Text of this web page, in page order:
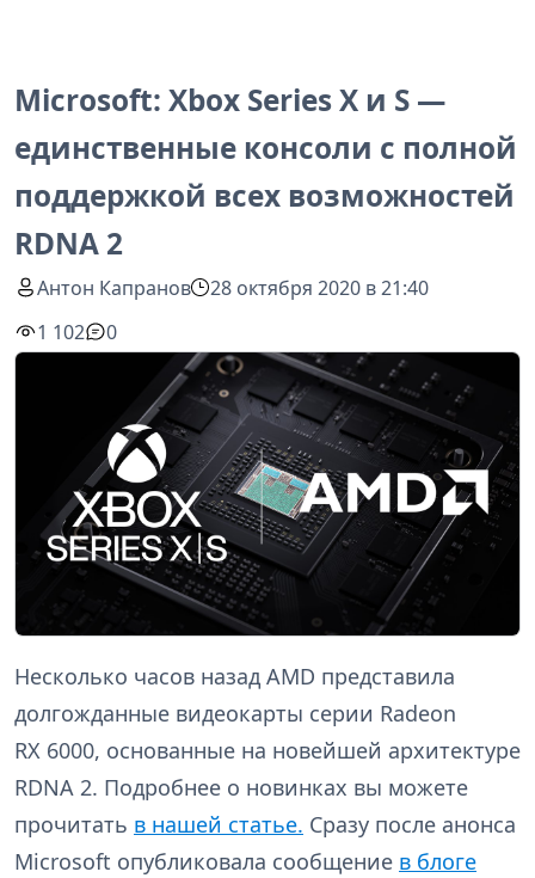
Microsoft: Xbox Series X и S —
единственные консоли с полной
поддержкой всех возможностей
RDNA 2
Антон Капранов
28 октября 2020 в 21:40
1 102
0
Несколько часов назад AMD представила
долгожданные видеокарты серии Radeon
RX 6000, основанные на новейшей архитектуре
RDNA 2. Подробнее о новинках вы можете
прочитать в нашей статье. Сразу после анонса
Microsoft опубликовала сообщение в блоге